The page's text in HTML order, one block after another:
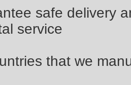
safe delivery
service
that we